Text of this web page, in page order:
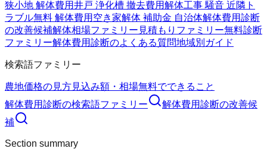
狭小地 解体費用井戸 浄化槽 撤去費用解体工事 騒音 近隣ト
ラブル無料 解体費用 空き家解体 補助金 自治体解体費用診断
の改善候補解体相場ファミリー 見積もりファミリー無料診断
ファミリー解体費用診断のよくある質問地域別ガイド
検索語ファミリー
農地価格の見方見込み額・相場無料でできること
解体費用診断の検索語ファミリー 解体費用診断の改善候
補
Section summary